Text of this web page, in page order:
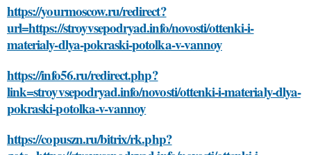
https://yourmoscow.ru/redirect?
url=https://stroyvsepodryad.info/novosti/ottenki-i-
materialy-dlya-pokraski-potolka-v-vannoy
https://info56.ru/redirect.php?
link=stroyvsepodryad.info/novosti/ottenki-i-materialy-dlya-
pokraski-potolka-v-vannoy
https://copuszn.ru/bitrix/rk.php?